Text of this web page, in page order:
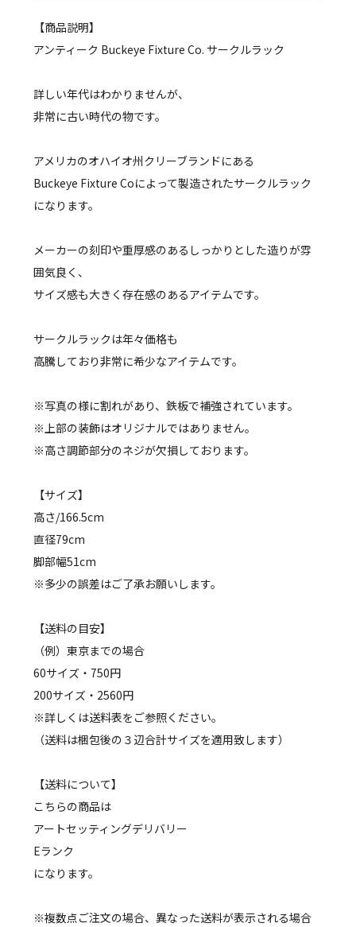
【商品説明】
アンティーク Buckeye Fixture Co. サークルラック
詳しい年代はわかりませんが、
非常に古い時代の物です。
アメリカのオハイオ州クリーブランドにある
Buckeye Fixture Coによって製造されたサークルラック
になります。
メーカーの刻印や重厚感のあるしっかりとした造りが雰
囲気良く、
サイズ感も大きく存在感のあるアイテムです。
サークルラックは年々価格も
高騰しており非常に希少なアイテムです。
※写真の様に割れがあり、鉄板で補強されています。
※上部の装飾はオリジナルではありません。
※高さ調節部分のネジが欠損しております。
【サイズ】
高さ/166.5cm
直径79cm
脚部幅51cm
※多少の誤差はご了承お願いします。
【送料の目安】
（例）東京までの場合
60サイズ・750円
200サイズ・2560円
※詳しくは送料表をご参照ください。
（送料は梱包後の３辺合計サイズを適用致します）
【送料について】
こちらの商品は
アートセッティングデリバリー
Eランク
になります。
※複数点ご注文の場合、異なった送料が表示される場合